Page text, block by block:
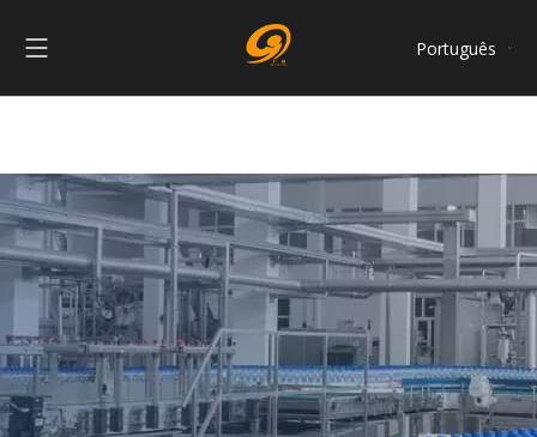
Português
Español
简体中文